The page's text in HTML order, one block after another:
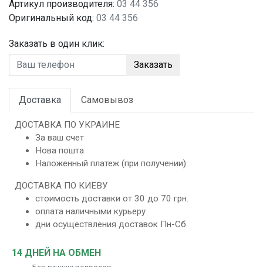
Артикул производителя: 03 44 356
Оригинальный код: 03 44 356
Заказать в один клик:
Заказать
Доставка Самовывоз
ДОСТАВКА ПО УКРАИНЕ
За ваш счет
Нова пошта
Наложенный платеж (при получении)
ДОСТАВКА ПО КИЕВУ
стоимость доставки от 30 до 70 грн.
оплата наличными курьеру
дни осуществления доставок Пн-Сб
14 ДНЕЙ НА ОБМЕН